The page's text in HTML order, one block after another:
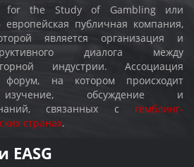
for the Study of Gambling или
публичная компания,
является организация и
диалога между
индустрии. Ассоциация
форум, на котором происходит
изучение, обсуждение и
связанных с гемблинг-
странах.
EASG